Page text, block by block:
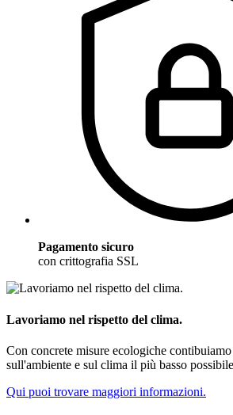
Pagamento sicuro
con crittografia SSL
Lavoriamo nel rispetto del clima.
Con concrete misure ecologiche
sull'ambiente e sul clima il più basso
Qui puoi trovare maggiori informazioni.